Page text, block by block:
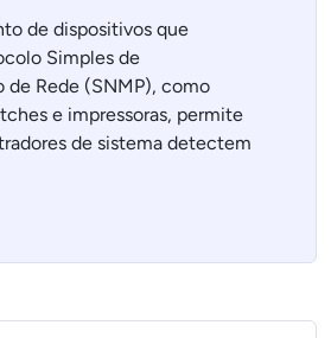
de dispositivos que
Simples de
de Rede (SNMP), como
e impressoras, permite
de sistema detectem